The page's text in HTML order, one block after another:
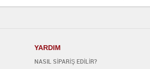
YARDIM
NASIL SİPARİŞ EDİLİR?